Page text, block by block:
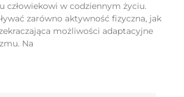
człowiekowi w codziennym życiu.
zarówno aktywność fizyczna, jak
możliwości adaptacyjne
Na